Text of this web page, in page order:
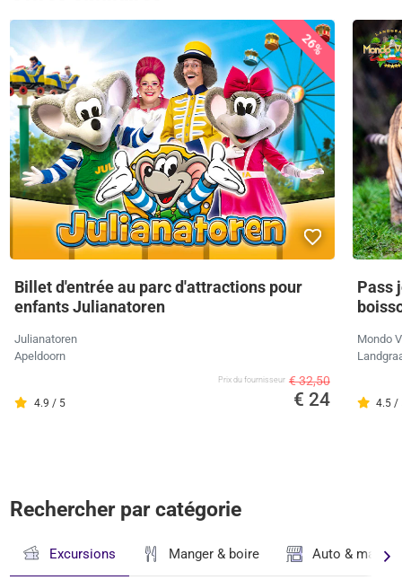
26%
Billet d'entrée au parc d'attractions pour
enfants Julianatoren
Julianatoren
Apeldoorn
4.9 / 5
Prix ​​du fournisseur € 32,50
€ 24
Pass
Mondo
4.5 /
Rechercher par catégorie
Excursions Manger & boire Auto &